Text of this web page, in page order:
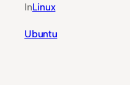
InLinux
Ubuntu